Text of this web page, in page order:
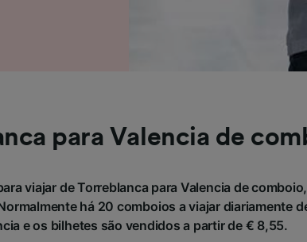
para Valencia de
viajar de Torreblanca para Valencia de
há 20 comboios a viajar diariamente
e os bilhetes são vendidos a partir de € 8,55.